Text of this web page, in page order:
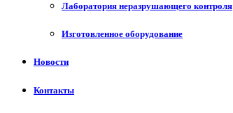
Лаборатория неразрушающего контроля
Изготовленное оборудование
Новости
Контакты